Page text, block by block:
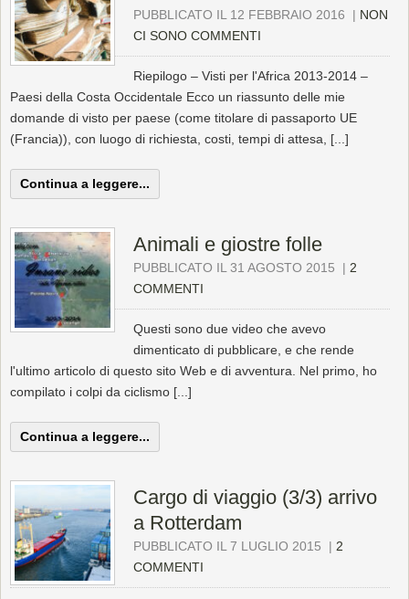
PUBBLICATO IL 12 FEBBRAIO 2016 | NON
CI SONO COMMENTI
Riepilogo – Visti per l'Africa 2013-2014 –
Paesi della Costa Occidentale Ecco un riassunto delle mie
domande di visto per paese (come titolare di passaporto UE
(Francia)), con luogo di richiesta, costi, tempi di attesa, [...]
Continua a leggere...
Animali e giostre folle
PUBBLICATO IL 31 AGOSTO 2015 | 2
COMMENTI
Questi sono due video che avevo
dimenticato di pubblicare, e che rende
l'ultimo articolo di questo sito Web e di avventura. Nel primo, ho
compilato i colpi da ciclismo [...]
Continua a leggere...
Cargo di viaggio (3/3) arrivo
a Rotterdam
PUBBLICATO IL 7 LUGLIO 2015 | 2
COMMENTI